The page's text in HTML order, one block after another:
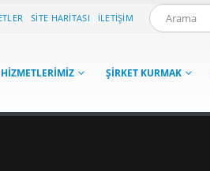
SITE HARITASI İLETIŞIM
HIZMETLERIMIZ ŞIRKET KURMAK